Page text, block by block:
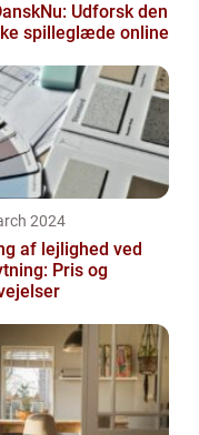
Udforsk den
spilleglæde online
2024
af lejlighed ved
Pris og